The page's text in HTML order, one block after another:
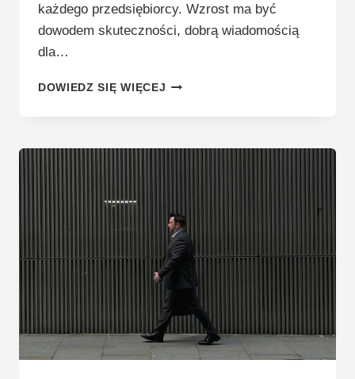
każdego przedsiębiorcy. Wzrost ma być
dowodem skuteczności, dobrą wiadomością
dla…
DOWIEDZ SIĘ WIĘCEJ PUŁAPKA
KIEDY